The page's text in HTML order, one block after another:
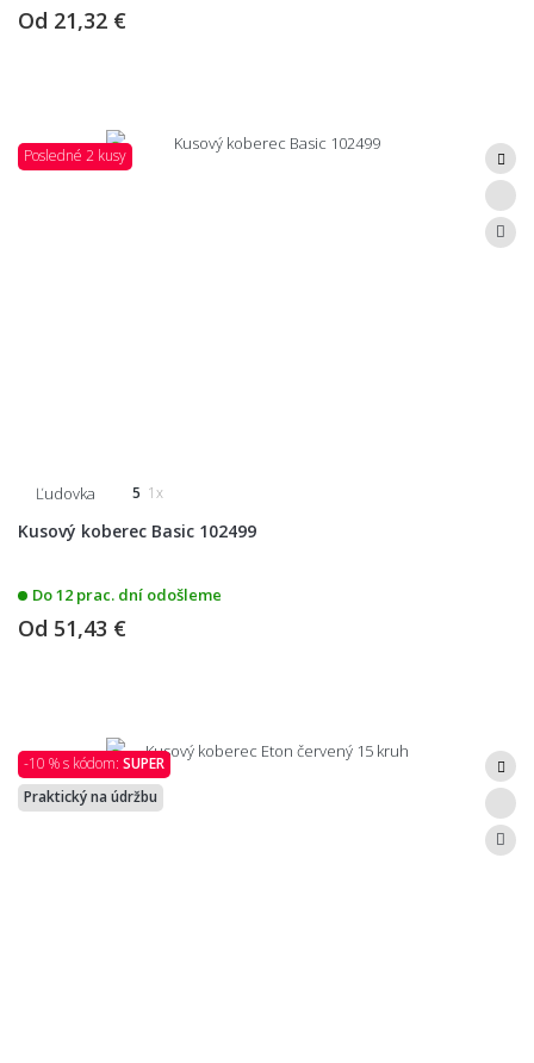
Od 21,32 €
Posledné 2 kusy
Ľudovka 5 1x
Kusový koberec Basic 102499
Do 12 prac. dní odošleme
Od 51,43 €
-10 % s kódom: SUPER
Praktický na údržbu